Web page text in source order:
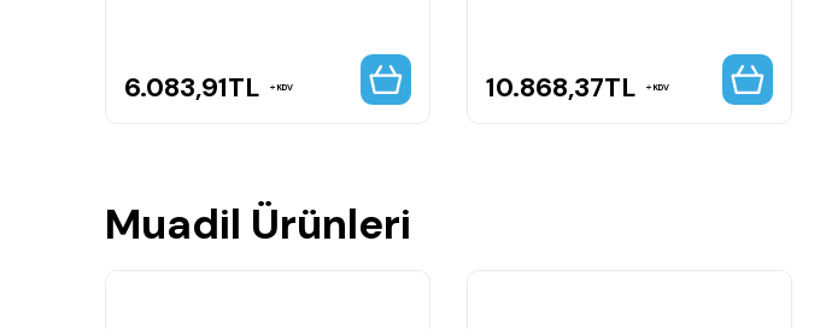
6.083,91TL KDV 10.868,37TL KDV
Muadil Ürünleri